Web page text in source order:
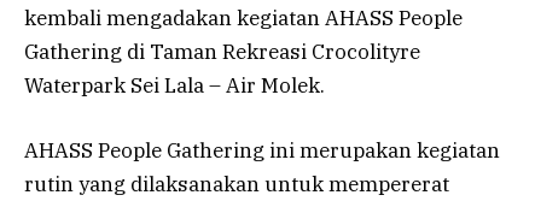
kembali mengadakan kegiatan AHASS People
Gathering di Taman Rekreasi Crocolityre
Waterpark Sei Lala – Air Molek.
AHASS People Gathering ini merupakan kegiatan
rutin yang dilaksanakan untuk mempererat